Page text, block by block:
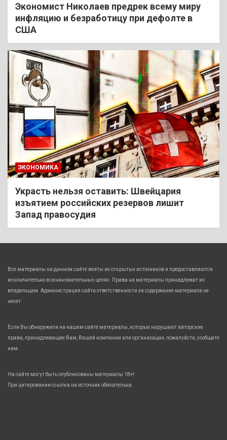
Экономист Николаев предрек всему миру
инфляцию и безработицу при дефолте в
США
ЭКОНОМИКА
Украсть нельзя оставить: Швейцария
изъятием российских резервов лишит
Запад правосудия
Все материалы на данном сайте взяты из открытых источников и предоставляются
исключительно в ознакомительных целях. Права на материалы принадлежат их
владельцам. Администрация сайта ответственности за содержание материала не
несет.
Если Вы обнаружили на нашем сайте материалы, которые нарушают авторские
права, принадлежащие Вам, Вашей компании или организации, пожалуйста, сообщите
нам.
На сайте могут быть опубликованы материалы 18+!
При цитировании ссылка на источник обязательна.